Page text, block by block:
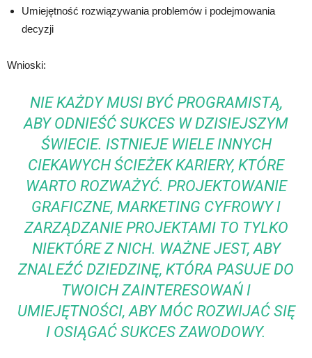
Umiejętność rozwiązywania problemów i podejmowania
decyzji
Wnioski:
NIE KAŻDY MUSI BYĆ PROGRAMISTĄ,
ABY ODNIEŚĆ SUKCES W DZISIEJSZYM
ŚWIECIE. ISTNIEJE WIELE INNYCH
CIEKAWYCH ŚCIEŻEK KARIERY, KTÓRE
WARTO ROZWAŻYĆ. PROJEKTOWANIE
GRAFICZNE, MARKETING CYFROWY I
ZARZĄDZANIE PROJEKTAMI TO TYLKO
NIEKTÓRE Z NICH. WAŻNE JEST, ABY
ZNALEŹĆ DZIEDZINĘ, KTÓRA PASUJE DO
TWOICH ZAINTERESOWAŃ I
UMIEJĘTNOŚCI, ABY MÓC ROZWIJAĆ SIĘ
I OSIĄGAĆ SUKCES ZAWODOWY.